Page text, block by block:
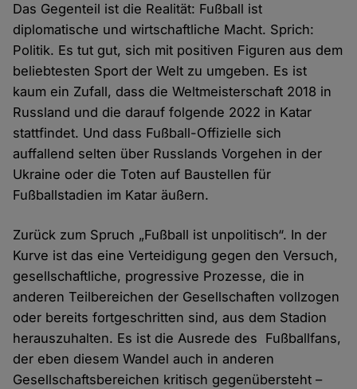
Das Gegenteil ist die Realität: Fußball ist
diplomatische und wirtschaftliche Macht. Sprich:
Politik. Es tut gut, sich mit positiven Figuren aus dem
beliebtesten Sport der Welt zu umgeben. Es ist
kaum ein Zufall, dass die Weltmeisterschaft 2018 in
Russland und die darauf folgende 2022 in Katar
stattfindet. Und dass Fußball-Offizielle sich
auffallend selten über Russlands Vorgehen in der
Ukraine oder die Toten auf Baustellen für
Fußballstadien im Katar äußern.
Zurück zum Spruch „Fußball ist unpolitisch“. In der
Kurve ist das eine Verteidigung gegen den Versuch,
gesellschaftliche, progressive Prozesse, die in
anderen Teilbereichen der Gesellschaften vollzogen
oder bereits fortgeschritten sind, aus dem Stadion
herauszuhalten. Es ist die Ausrede des Fußballfans,
der eben diesem Wandel auch in anderen
Gesellschaftsbereichen kritisch gegenübersteht –